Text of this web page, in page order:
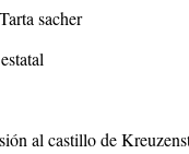
sacher
al castillo de